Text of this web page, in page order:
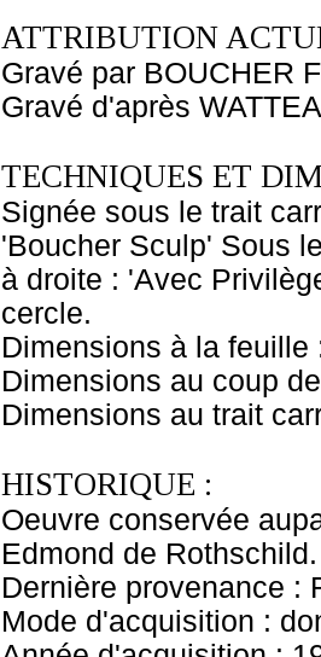
ATTRIBUTION
Gravé par BOUCHER
Gravé d'après
TECHNIQUES ET
Signée sous le trait
'Boucher Sculp' Sous
à droite : 'Avec
cercle.
Dimensions à la
Dimensions au coup
Dimensions au trait
HISTORIQUE :
Oeuvre conservée
Edmond de Rothschild.
Dernière provenance :
Mode d'acquisition :